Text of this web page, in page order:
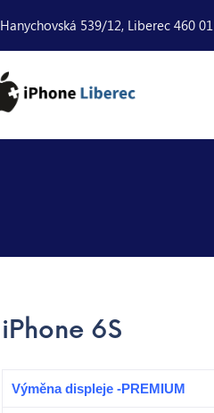
Hanychovská 539/12, Liberec 460 01
iPhone 6S
Výměna displeje -PREMIUM